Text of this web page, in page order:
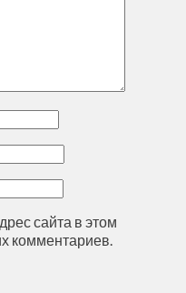
сайта в этом
комментариев.